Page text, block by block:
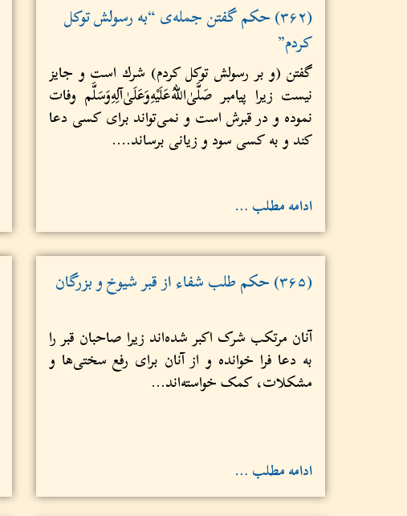
(۳۶۲) حکم گفتن جمله‌ی “به رسولش توکل
کردم”
گفتن (و بر رسولش توکل کردم) شرك است و جایز
نیست زیرا پیامبر صَلَّىٰ‌اللهُ‌عَلَيْهِ‌وَعَلَىٰ‌آلِهِ‌وَسَلَّم وفات
نموده و در قبرش است و نمی‌تواند برای کسی دعا
کند و به کسی سود و زیانی برساند....
ادامه مطلب …
(۳۶۵) حکم طلب شفاء از قبر شیوخ و بزرگان
آنان مرتکب شرک اکبر شده‌اند زیرا صاحبان قبر را
به دعا فرا خوانده و از آنان برای رفع سختی‌ها و
مشکلات، ‌کمک خواسته‌اند...
ادامه مطلب …